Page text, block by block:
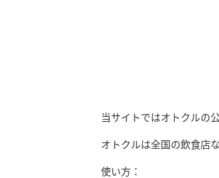
当サイトではオトクルの
オトクルは全国の飲食店
使い方：